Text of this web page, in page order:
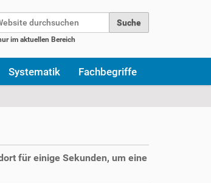
im aktuellen Bereich
Systematik Fachbegriffe
für einige Sekunden, um eine